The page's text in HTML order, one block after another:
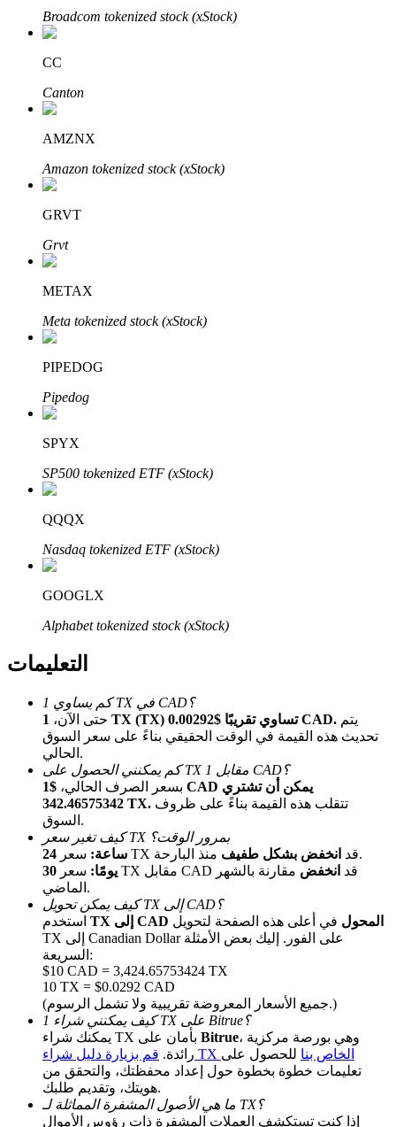
تعلم الستاكينغ
تعرف على كيفية كسب الدخل السلبي
Bitrue
شركاء بيترو
شركاء Bitrue
تصل العمولات إلى 65٪!
الإحالة
قم بدعوة صديق لتحصل على مكافآت نقدية
BTC Welcome Rewards
Broadcom tokenized stock (xStock)
CC
Canton
AMZNX
Amazon tokenized stock (xStock)
GRVT
Grvt
METAX
Meta tokenized stock (xStock)
PIPEDOG
Pipedog
SPYX
SP500 tokenized ETF (xStock)
QQQX
Nasdaq tokenized ETF (xStock)
GOOGLX
Alphabet tokenized stock (xStock)
التعليمات
كم يساوي 1 TX في CAD؟
حتى الآن،
1 TX (TX) تساوي تقريبًا $0.00292 CAD.
تحديث هذه القيمة في الوقت الحقيقي بناءً على سعر السوق
الحالي.
كم يمكنني الحصول على TX مقابل 1 CAD؟
بسعر الصرف الحالي،
$1 CAD يمكن أن تشتري
342.46575342 TX.
السوق.
كيف تغير سعر TX بمرور الوقت؟
24 ساعة:
سعر TX قد انخفض بشكل طفيف
منذ البارحة.
30 يومًا:
سعر TX مقابل CAD قد انخفض مقارنة بالشهر
الماضي.
كيف يمكن تحويل TX إلى CAD؟
TX إلى CAD المحول في أعلى هذه الصفحة لتحويل
TX إلى Canadian Dollar على الفور. إليك بعض الأمثلة
السريعة:
$10 CAD = 3,424.65753424 TX
10 TX = $0.0292 CAD
(جميع الأسعار المعروضة تقريبية ولا تشمل الرسوم.)
كيف يمكنني شراء 1 TX على Bitrue؟
Bitrue، وهي بورصة مركزية
رائدة.
قم بزيارة دليل شراء TX الخاص بنا للحصول على
تعليمات خطوة بخطوة حول إعداد محفظتك، والتحقق من
هويتك، وتقديم طلبك.
ما هي الأصول المشفرة المماثلة لـ TX؟
إذا كنت تستكشف العملات المشفرة ذات رؤوس الأموال